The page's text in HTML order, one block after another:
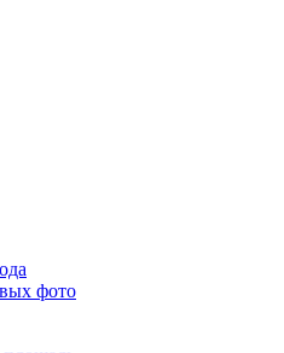
фото